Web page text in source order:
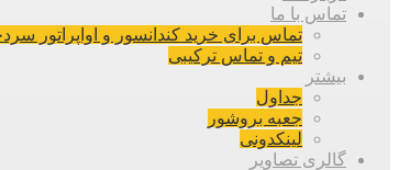
تماس با ما
تماس برای خرید کندانسور و اواپراتور
تیم و تماس ترکیبی
بیشتر
جداول
جعبه بروشور
لینکدونی
گالری تصاویر